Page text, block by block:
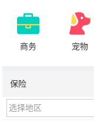
商务 宠物
保险
选择地区